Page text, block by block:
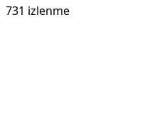
731 izlenme